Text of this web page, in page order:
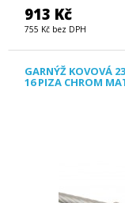
913 Kč
755 Kč bez DPH
GARNÝŽ KOVOVÁ
16 PIZA CHROM